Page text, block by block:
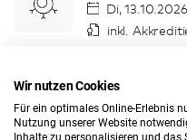
Di,
inkl.
Basiswissen -
Wir nutzen Cookies
Für ein optimales Online-Erlebnis
Nutzung unserer Website
Inhalte zu personalisieren und